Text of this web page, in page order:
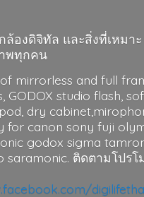
ล้องดิจิทัล และสิ่งที่เหมาะ
พทุกคน
mirrorless and full
GODOX studio flash,
dry
for canon sony fuji
godox sigma
saramonic. ติดตามโปร